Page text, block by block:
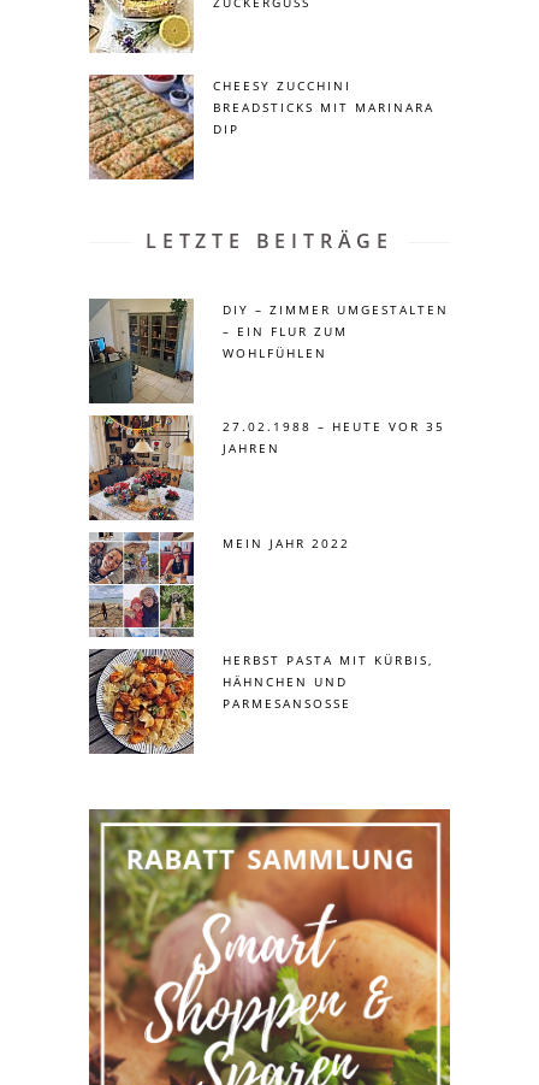
CHEESY ZUCCHINI
BREADSTICKS MIT MARINARA
DIP
LETZTE BEITRÄGE
DIY – ZIMMER UMGESTALTEN
– EIN FLUR ZUM
WOHLFÜHLEN
27.02.1988 – HEUTE VOR 35
JAHREN
MEIN JAHR 2022
HERBST PASTA MIT KÜRBIS,
HÄHNCHEN UND
PARMESANSOSSE